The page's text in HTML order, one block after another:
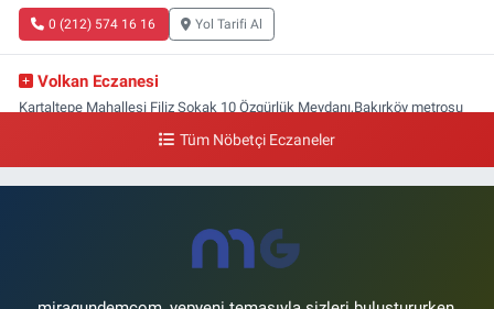
0 (212) 574 16 16 Yol Tarifi Al
Volkan Eczanesi
Kartaltepe Mahallesi Filiz Sokak 10 Özgürlük Meydanı,Bakırköy metrosu
Yeşilköy Mahallesi Doğruyol Sokak 7 A Dürümcü Baba'nın Bir Alt
0 (212) 663 11 97
Tüm Nöbetçi Eczaneler